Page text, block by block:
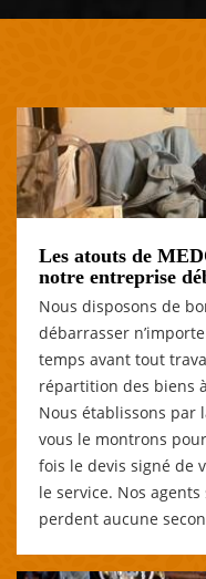
Les atouts de
notre entreprise
Nous disposons de
débarrasser
temps avant tout
répartition des biens
Nous établissons par
vous le montrons
fois le devis signé de
le service. Nos
perdent aucune